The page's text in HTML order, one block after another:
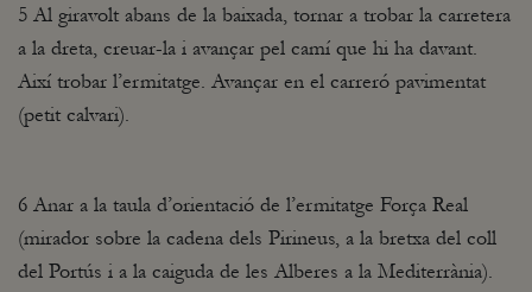
5 Al giravolt abans de la baixada, tornar a trobar la carretera
a la dreta, creuar-la i avançar pel camí que hi ha davant.
Així trobar l’ermitatge. Avançar en el carreró pavimentat
(petit calvari).
6 Anar a la taula d’orientació de l’ermitatge Força Real
(mirador sobre la cadena dels Pirineus, a la bretxa del coll
del Portús i a la caiguda de les Alberes a la Mediterrània).